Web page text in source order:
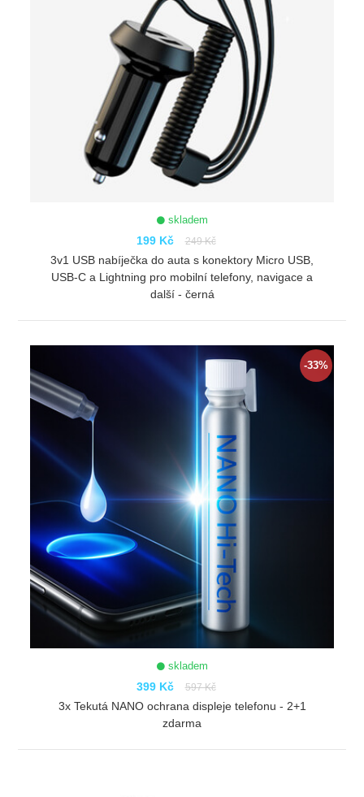
skladem
199 Kč 249 Kč
ZOBRAZIT
3v1 USB nabíječka do auta s konektory Micro USB,
USB-C a Lightning pro mobilní telefony, navigace a
další - černá
-33%
skladem
399 Kč 597 Kč
3x Tekutá NANO ochrana displeje telefonu - 2+1
zdarma